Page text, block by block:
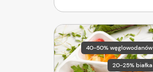
40-50% węglowodanów
20-25% białka